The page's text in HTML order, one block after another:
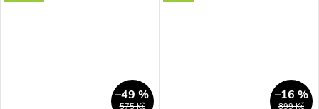
575 Kč
–49 %
899 Kč
–16 %